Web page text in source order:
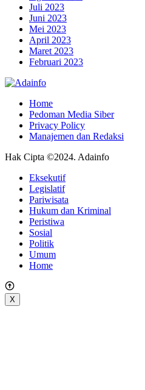
Juli 2023
Juni 2023
Mei 2023
April 2023
Maret 2023
Februari 2023
Home
Pedoman Media Siber
Privacy Policy
Manajemen dan Redaksi
Hak Cipta ©2024. Adainfo
Eksekutif
Legislatif
Pariwisata
Hukum dan Kriminal
Peristiwa
Sosial
Politik
Umum
Home
X